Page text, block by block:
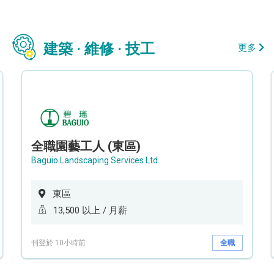
建築 · 維修 · 技工 更多
全職園藝工人 (東區)
Baguio Landscaping Services Ltd.
東區
13,500 以上 / 月薪
刊登於 10小時前 全職